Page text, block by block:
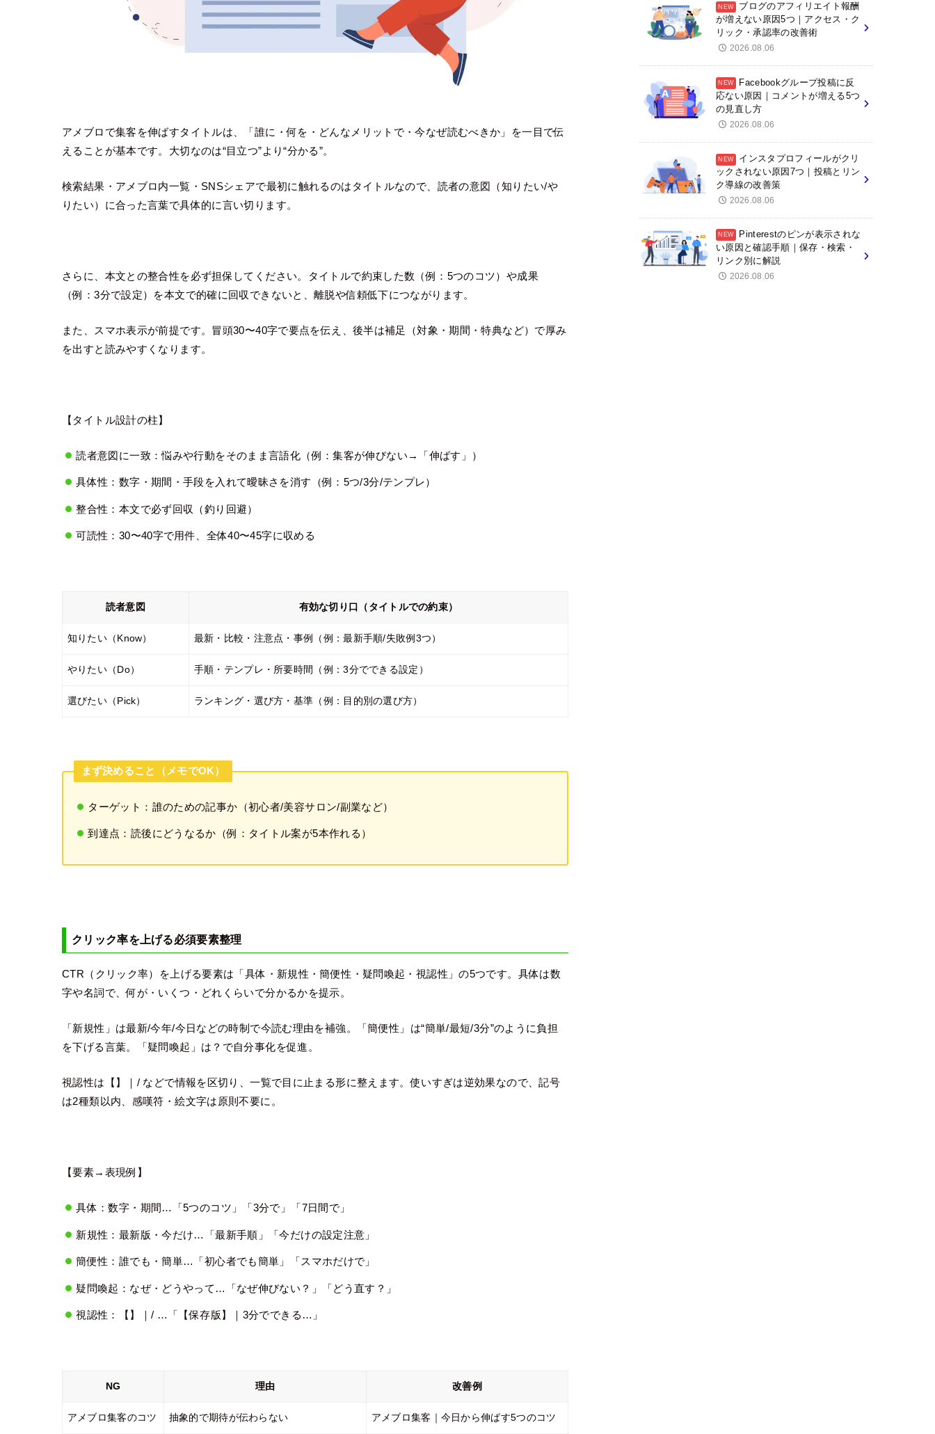
アメブロで集客を伸ばすタイトルは、「誰に・何を・どんなメリットで・今なぜ読むべきか」を一目で伝
えることが基本です。大切なのは“目立つ”より“分かる”。
検索結果・アメブロ内一覧・SNSシェアで最初に触れるのはタイトルなので、読者の意図（知りたい/や
りたい）に合った言葉で具体的に言い切ります。
さらに、本文との整合性を必ず担保してください。タイトルで約束した数（例：5つのコツ）や成果
（例：3分で設定）を本文で的確に回収できないと、離脱や信頼低下につながります。
また、スマホ表示が前提です。冒頭30〜40字で要点を伝え、後半は補足（対象・期間・特典など）で厚み
を出すと読みやすくなります。
【タイトル設計の柱】
読者意図に一致：悩みや行動をそのまま言語化（例：集客が伸びない→「伸ばす」）
具体性：数字・期間・手段を入れて曖昧さを消す（例：5つ/3分/テンプレ）
整合性：本文で必ず回収（釣り回避）
可読性：30〜40字で用件、全体40〜45字に収める
読者意図 有効な切り口（タイトルでの約束）
知りたい（Know） 最新・比較・注意点・事例（例：最新手順/失敗例3つ）
やりたい（Do） 手順・テンプレ・所要時間（例：3分でできる設定）
選びたい（Pick） ランキング・選び方・基準（例：目的別の選び方）
まず決めること（メモでOK）
ターゲット：誰のための記事か（初心者/美容サロン/副業など）
到達点：読後にどうなるか（例：タイトル案が5本作れる）
クリック率を上げる必須要素整理
CTR（クリック率）を上げる要素は「具体・新規性・簡便性・疑問喚起・視認性」の5つです。具体は数
字や名詞で、何が・いくつ・どれくらいで分かるかを提示。
「新規性」は最新/今年/今日などの時制で今読む理由を補強。「簡便性」は“簡単/最短/3分”のように負担
を下げる言葉。「疑問喚起」は？で自分事化を促進。
視認性は【】｜/ などで情報を区切り、一覧で目に止まる形に整えます。使いすぎは逆効果なので、記号
は2種類以内、感嘆符・絵文字は原則不要に。
【要素→表現例】
具体：数字・期間…「5つのコツ」「3分で」「7日間で」
新規性：最新版・今だけ…「最新手順」「今だけの設定注意」
簡便性：誰でも・簡単…「初心者でも簡単」「スマホだけで」
疑問喚起：なぜ・どうやって…「なぜ伸びない？」「どう直す？」
視認性：【】｜/ …「【保存版】｜3分でできる…」
NG 理由 改善例
アメブロ集客のコツ 抽象的で期待が伝わらない アメブロ集客｜今日から伸ばす5つのコツ
ブログのアフィリエイト報酬
が増えない原因5つ｜アクセス・ク
リック・承認率の改善術
2026.08.06
Facebookグループ投稿に反
応ない原因｜コメントが増える5つ
の見直し方
2026.08.06
インスタプロフィールがクリ
ックされない原因7つ｜投稿とリン
ク導線の改善策
2026.08.06
Pinterestのピンが表示されな
い原因と確認手順｜保存・検索・
リンク別に解説
2026.08.06